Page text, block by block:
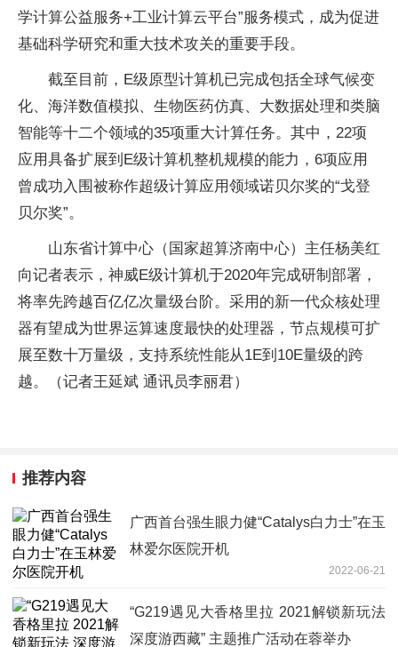
学计算公益服务+工业计算云平台”服务模式，成为促进
基础科学研究和重大技术攻关的重要手段。
截至目前，E级原型计算机已完成包括全球气候变
化、海洋数值模拟、生物医药仿真、大数据处理和类脑
智能等十二个领域的35项重大计算任务。其中，22项
应用具备扩展到E级计算机整机规模的能力，6项应用
曾成功入围被称作超级计算应用领域诺贝尔奖的“戈登
贝尔奖”。
山东省计算中心（国家超算济南中心）主任杨美红
向记者表示，神威E级计算机于2020年完成研制部署，
将率先跨越百亿亿次量级台阶。采用的新一代众核处理
器有望成为世界运算速度最快的处理器，节点规模可扩
展至数十万量级，支持系统性能从1E到10E量级的跨
越。（记者王延斌 通讯员李丽君）
推荐内容
广西首台强生眼力健“Catalys白力士”在玉
林爱尔医院开机
2022-06-21
“G219遇见大香格里拉 2021解锁新玩法
深度游西藏” 主题推广活动在蓉举办